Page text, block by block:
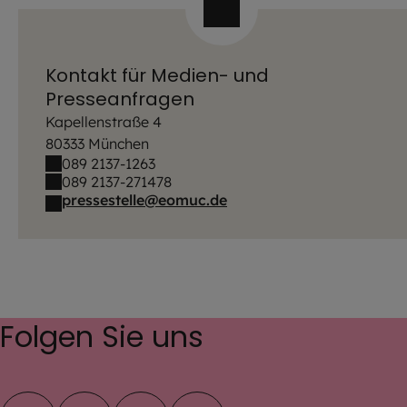
Kontakt für Medien- und
Presseanfragen
Kapellenstraße 4
80333 München
089 2137-1263
089 2137-271478
pressestelle@eomuc.de
Folgen Sie uns